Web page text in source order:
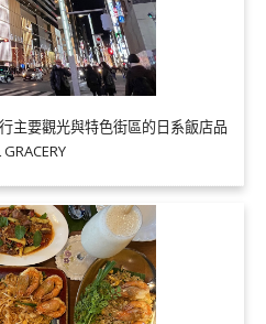
行主要觀光與特色街區的日系飯店品